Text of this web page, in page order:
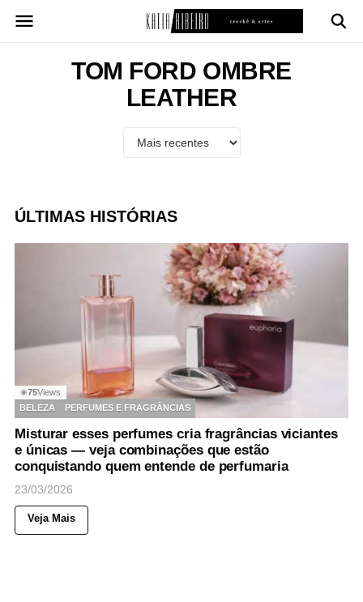
para
TOM FORD OMBRE
LEATHER
ÚLTIMAS HISTÓRIAS
◉75Views
BELEZA
PERFUMES E FRAGRÂNCIAS
Misturar esses perfumes cria fragrâncias viciantes
e únicas — veja combinações que estão
conquistando quem entende de perfumaria
23/03/2026
Veja Mais